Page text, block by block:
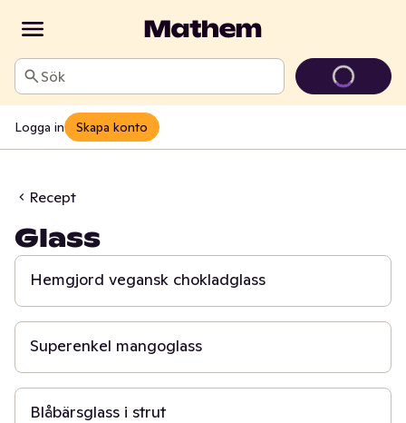
Sök
Logga in Skapa konto
Recept
Glass
45 min
Hemgjord vegansk chokladglass
15 min
Superenkel mangoglass
6 t
Blåbärsglass i strut